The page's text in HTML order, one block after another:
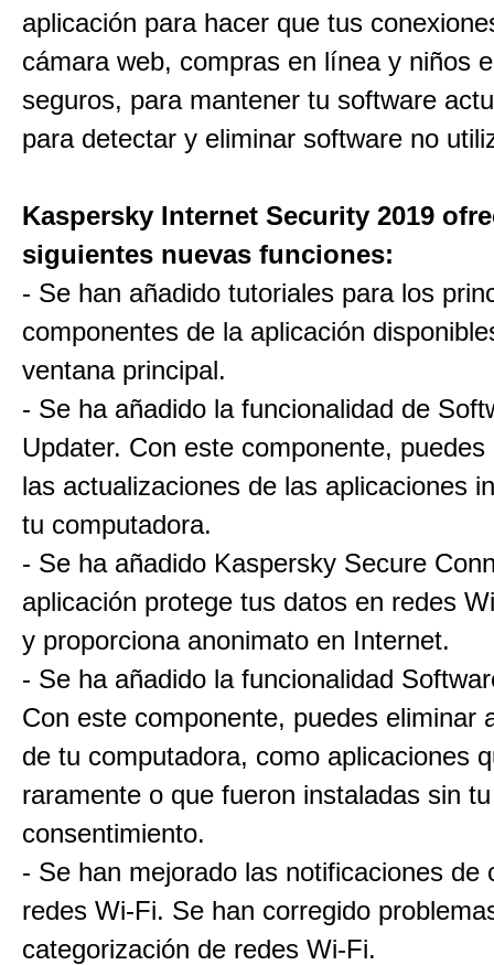
aplicación para hacer que tus
cámara web, compras en línea y niños
seguros, para mantener tu software
para detectar y eliminar software no
Kaspersky Internet Security 2019
siguientes nuevas funciones:
- Se han añadido tutoriales para los
componentes de la aplicación
ventana principal.
- Se ha añadido la funcionalidad de
Updater. Con este componente, puedes
las actualizaciones de las aplicaciones
tu computadora.
- Se ha añadido Kaspersky Secure
aplicación protege tus datos en redes
y proporciona anonimato en Internet.
- Se ha añadido la funcionalidad
Con este componente, puedes eliminar
de tu computadora, como aplicaciones
raramente o que fueron instaladas sin tu
consentimiento.
- Se han mejorado las notificaciones de
redes Wi-Fi. Se han corregido
categorización de redes Wi-Fi.